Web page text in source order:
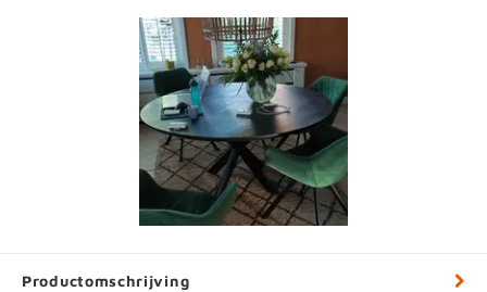
Productomschrijving